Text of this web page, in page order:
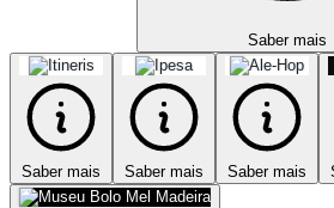
Saber mais
Saber mais Saber mais Saber mais